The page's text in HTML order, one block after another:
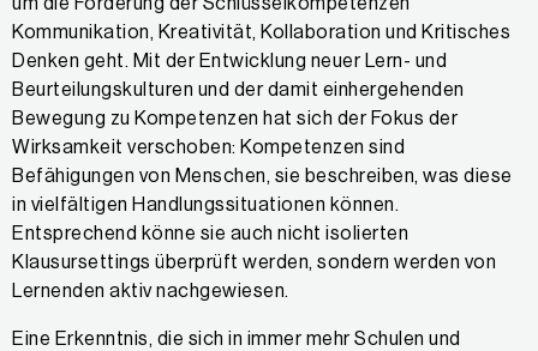
Kommunikation, Kreativität, Kollaboration und Kritisches
Denken geht. Mit der Entwicklung neuer Lern- und
Beurteilungskulturen und der damit einhergehenden
Bewegung zu Kompetenzen hat sich der Fokus der
Wirksamkeit verschoben: Kompetenzen sind
Befähigungen von Menschen, sie beschreiben, was diese
in vielfältigen Handlungssituationen können.
Entsprechend könne sie auch nicht isolierten
Klausursettings überprüft werden, sondern werden von
Lernenden aktiv nachgewiesen.
Eine Erkenntnis, die sich in immer mehr Schulen und